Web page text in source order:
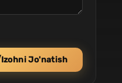
Izohni Jo'natish